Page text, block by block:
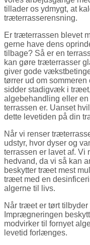
tillader os ydmygt, at
træterrasserensning.
Er træterrassen blevet
gerne have dens
tilbage? Så er en
kan gøre træterrasser
giver gode
tørrer ud om
sidder stadigvæk i
algebehandling eller
terrassen er. Uanset
dette levetiden på din
Når vi renser
udstyr, hvor dyser og
terrassen er lavet af. Vi
hedvand, da vi så kan
beskytter træet mest
træet med en
algerne til livs.
Når træet er tørt tilbyder
Imprægneringen
modvirker til fornyet
levetid forlænges.